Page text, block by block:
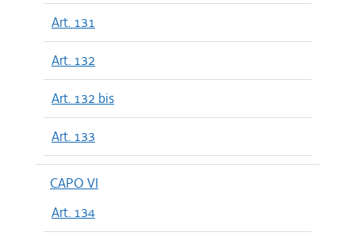
Art. 131
Art. 132
Art. 132 bis
Art. 133
CAPO VI
Art. 134